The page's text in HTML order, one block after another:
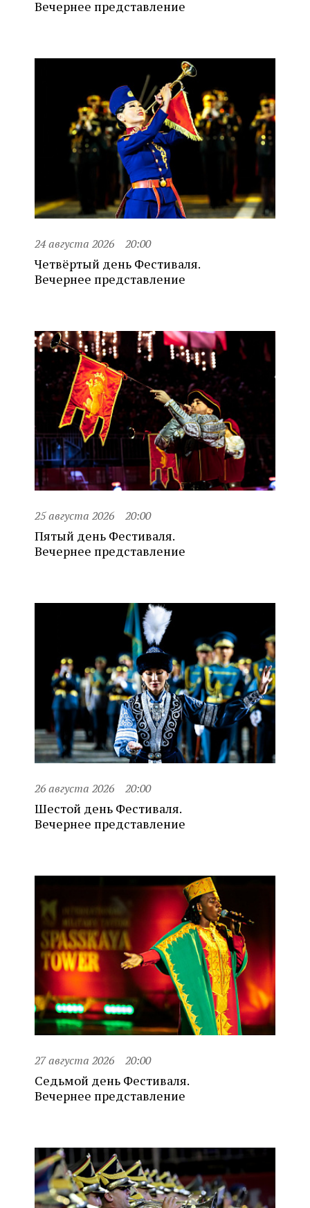
Вечернее представление
24 августа 2026 20:00
Четвёртый день Фестиваля.
Вечернее представление
25 августа 2026 20:00
Пятый день Фестиваля.
Вечернее представление
26 августа 2026 20:00
Шестой день Фестиваля.
Вечернее представление
27 августа 2026 20:00
Седьмой день Фестиваля.
Вечернее представление